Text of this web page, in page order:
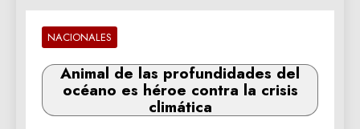
NACIONALES
Animal de las profundidades del
océano es héroe contra la crisis
climática